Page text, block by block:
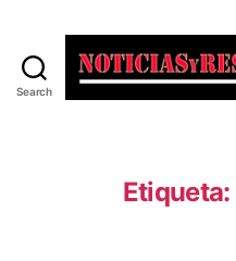
Search
Etiqueta: